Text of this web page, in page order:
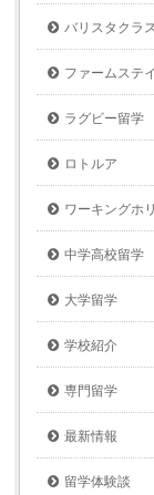
バリスタクラ
ファームステイ
ラグビー留学
ロトルア
ワーキングホ
中学高校留学
大学留学
学校紹介
専門留学
最新情報
留学体験談